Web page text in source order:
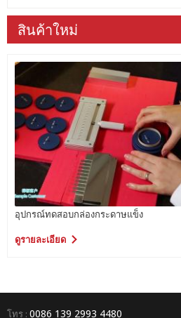
สินค้าใหม่
อุปกรณ์ทดสอบกล่องกระดาษแข็ง
ดูรายละเอียด
โทร : 0086 139 2993 4480